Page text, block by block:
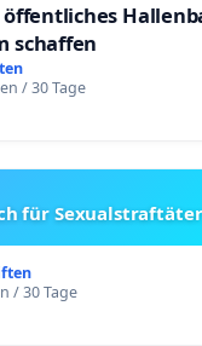
22.5.25
Luzern schickt
,
Zeitung, S. 30,
Petition
öffentliches
schaffen
/ 30 Tage
für
/ 30 Tage